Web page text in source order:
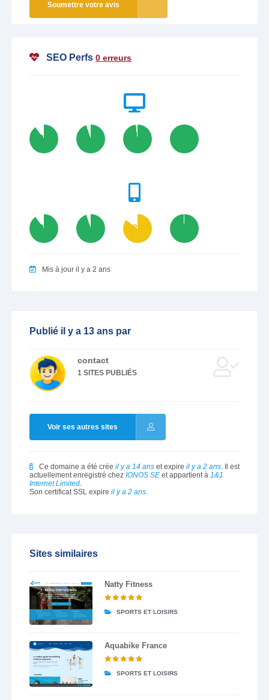
Soumettre votre avis
SEO Perfs 0 erreurs
90 95 98
90 95 85
Mis à jour il y a 2 ans
Publié il y a 13 ans par
contact
1 SITES PUBLIÉS
Voir ses autres sites
Ce domaine a été crée il y a 14 anset expire il y a 2 ans. Il est
actuellement enregistré chez IONOS SEet appartient à 1&1
Internet Limited.
Son certificat SSL expire il y a 2 ans.
Sites similaires
Natty Fitness
SPORTS ET LOISIRS
Aquabike France
SPORTS ET LOISIRS